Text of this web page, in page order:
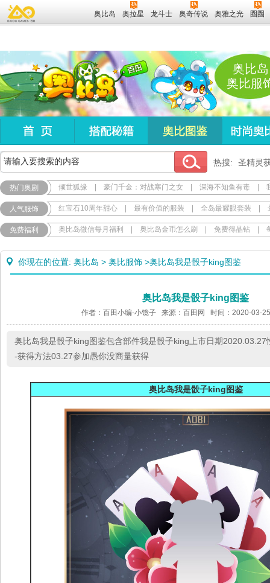
奥比岛 奥拉星 龙斗士 奥奇传说 奥雅之光 圈圈
奥比岛
奥比服
热搜: 圣精灵
热门奥剧 倾世狐缘 豪门千金：对战寒门之女 深海不知鱼有毒
人气服饰 红宝石10周年甜心 最有价值的服装 全岛最耀眼套装
免费福利 奥比岛微信每月福利 奥比岛金币怎么刷 免费得晶钻
你现在的位置: 奥比岛 > 奥比服饰 >奥比岛我是骰子king图鉴
奥比岛我是骰子king图鉴
作者：百田小编-小镜子 来源：百田网 时间：2020-03-
奥比岛我是骰子king图鉴包含部件我是骰子king上市日期
-获得方法03.27参加愚你没商量获得
奥比岛我是骰子king图鉴